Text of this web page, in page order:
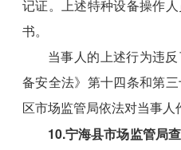
记证。上述特种设备操作
书。
当事人的上述行为违
备安全法》第十四条和第
区市场监管局依法对当事人
10.宁海县市场监管局